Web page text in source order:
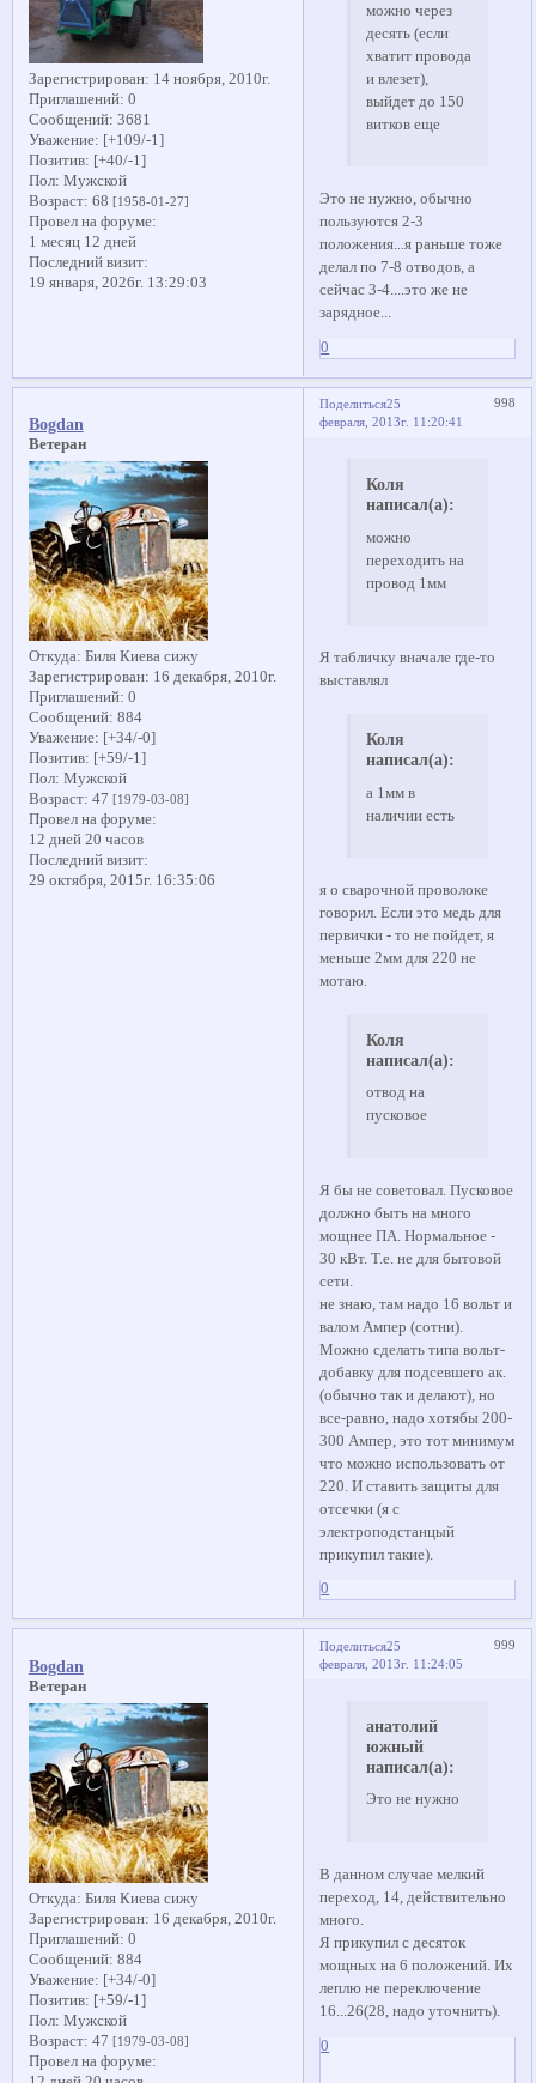
Зарегистрирован: 14 ноября, 2010г.
Приглашений: 0
Сообщений: 3681
Уважение: [+109/-1]
Позитив: [+40/-1]
Пол: Мужской
Возраст: 68 [1958-01-27]
Провел на форуме:
1 месяц 12 дней
Последний визит:
19 января, 2026г. 13:29:03
можно через
десять (если
хватит провода
и влезет),
выйдет до 150
витков еще
Это не нужно, обычно
пользуются 2-3
положения...я раньше тоже
делал по 7-8 отводов, а
сейчас 3-4....это же не
зарядное...
0
Поделиться 998
25
февраля, 2013г. 11:20:41
Bogdan
Ветеран
Откуда: Биля Киева сижу
Зарегистрирован: 16 декабря, 2010г.
Приглашений: 0
Сообщений: 884
Уважение: [+34/-0]
Позитив: [+59/-1]
Пол: Мужской
Возраст: 47 [1979-03-08]
Провел на форуме:
12 дней 20 часов
Последний визит:
29 октября, 2015г. 16:35:06
Коля
написал(а):
можно
переходить на
провод 1мм
Я табличку вначале где-то
выставлял
Коля
написал(а):
а 1мм в
наличии есть
я о сварочной проволоке
говорил. Если это медь для
первички - то не пойдет, я
меньше 2мм для 220 не
мотаю.
Коля
написал(а):
отвод на
пусковое
Я бы не советовал. Пусковое
должно быть на много
мощнее ПА. Нормальное -
30 кВт. Т.е. не для бытовой
сети.
не знаю, там надо 16 вольт и
валом Ампер (сотни).
Можно сделать типа вольт-
добавку для подсевшего ак.
(обычно так и делают), но
все-равно, надо хотябы 200-
300 Ампер, это тот минимум
что можно использовать от
220. И ставить защиты для
отсечки (я с
электроподстанцый
прикупил такие).
0
Поделиться 999
25
февраля, 2013г. 11:24:05
Bogdan
Ветеран
Откуда: Биля Киева сижу
Зарегистрирован: 16 декабря, 2010г.
Приглашений: 0
Сообщений: 884
Уважение: [+34/-0]
Позитив: [+59/-1]
Пол: Мужской
Возраст: 47 [1979-03-08]
Провел на форуме:
анатолий
южный
написал(а):
Это не нужно
В данном случае мелкий
переход, 14, действительно
много.
Я прикупил с десяток
мощных на 6 положений. Их
леплю не переключение
16...26(28, надо уточнить).
0